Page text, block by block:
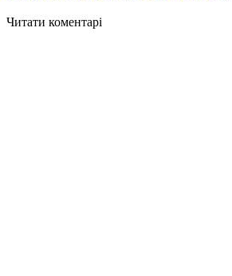
Читати коментарі